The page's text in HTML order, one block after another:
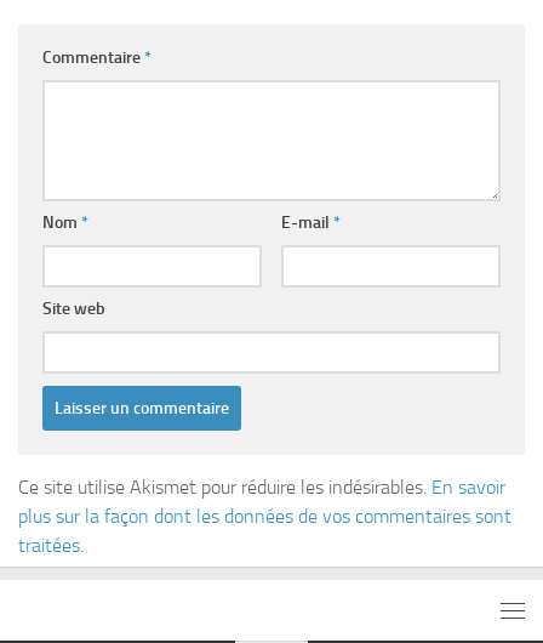
Commentaire*
Nom * E-mail *
Site web
Ce site utilise Akismet pour réduire les indésirables. En savoir
plus sur la façon dont les données de vos commentaires sont
traitées.